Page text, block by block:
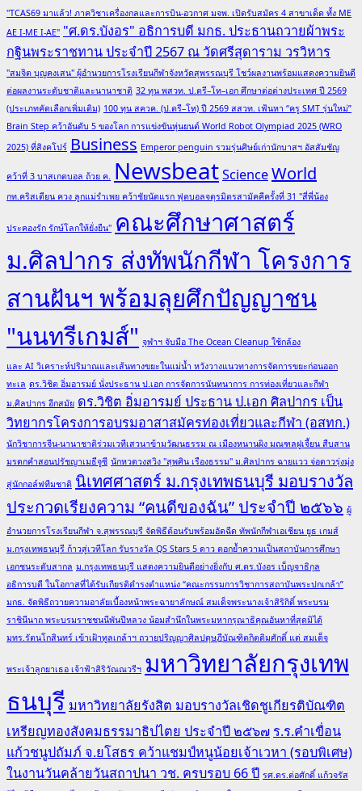
โลก
สู่
แรง
ขับ
เคลื่อน
เกษตรกร
โคนม
“โอปอ
–
ภัทร
วัฒน์”
บทบาท
ที่
ไม่
เคย
หยุด
ท้าทาย
"TCAS69 มาแล้ว! ภาควิชาเครื่องกลและการบิน-อวกาศ มจพ. เปิดรับสมัคร 4 สาขาเด็ด ทั้ง ME
AE I-ME I-AE" "ศ.ดร.บังอร" อธิการบดี มกธ. ประธานถวายผ้าพระ
กฐินพระราชทาน ประจำปี 2567 ณ วัดศรีสุดาราม วรวิหาร
"สมจิต บุญคงเสน" ผู้อำนวยการโรงเรียนกีฬาจังหวัดสุพรรณบุรี โชว์ผลงานพร้อมแสดงความยินดี
ต่อผลงานระดับชาติและนานาชาติ 32 ทุน พสวท. ป.ตรี–โท–เอก ศึกษาต่อต่างประเทศ ปี 2569
(ประเภทคัดเลือกเพิ่มเติม) 100 ทุน สควค. (ป.ตรี–โท) ปี 2569 สสวท. เฟ้นหา “ครู SMT รุ่นใหม่”
Brain Step คว้าอันดับ 5 ของโลก การแข่งขันหุ่นยนต์ World Robot Olympiad 2025 (WRO
2025) ที่สิงคโปร์ Business Emperor penguin รวมรุ่นศิษย์เก่านักบาสฯ อัสสัมชัญ
คว้าที่ 3 บาสเกตบอล ถ้วย ค. NewsbeatScienceWorld
กท.คริสเตียน ควง ลูกแม่รำเพย คว้าชัยนัดแรก ฟุตบอลจตุรมิตรสามัคคีครั้งที่ 31 "สี่พี่น้อง
ประคองรัก รักษ์โลกให้ยั่งยืน" คณะศึกษาศาสตร์
ม.ศิลปากร ส่งทัพนักกีฬา โครงการ
สานฝันฯ พร้อมลุยศึกปัญญาชน
"นนทรีเกมส์" จุฬาฯ จับมือ The Ocean Cleanup ใช้กล้อง
และ AI วิเคราะห์ปริมาณและเส้นทางขยะในแม่น้ำ หวังวางแนวทางการจัดการขยะก่อนออก
ทะเล ดร.วิชิต อิ่มอารมย์ นั่งประธาน ป.เอก การจัดการนันทนาการ การท่องเที่ยวและกีฬา
ม.ศิลปากร อีกสมัย ดร.วิชิต อิ่มอารมย์ ประธาน ป.เอก ศิลปากร เป็น
วิทยากรโครงการอบรมอาสาสมัครท่องเที่ยวและกีฬา (อสทก.)
นักวิชาการจีน-นานาชาติร่วมเวทีเสวนาข้ามวัฒนธรรม ณ เมืองหนานผิง มณฑลฝูเจี้ยน สืบสาน
มรดกคำสอนปรัชญาเมธีจูซี นักหวดวงสวิง "สุพศิน เรืองธรรม" ม.ศิลปากร ฉายแวว จ่อดาวรุ่งมุ่ง
สู่นักกอล์ฟทีมชาติ นิเทศศาสตร์ ม.กรุงเทพธนบุรี มอบรางวัล
ประกวดเรียงความ “คนดีของฉัน” ประจำปี ๒๕๖๖ ผู้
อำนวยการโรงเรียนกีฬา จ.สุพรรณบุรี จัดพิธีต้อนรับพร้อมอัดฉีด ทัพนักกีฬาเอเชียน ยูธ เกมส์
ม.กรุงเทพธนบุรี ก้าวสู่เวทีโลก รับรางวัล QS Stars 5 ดาว ตอกย้ำความเป็นสถาบันการศึกษา
เอกชนระดับสากล ม.กรุงเทพธนบุรี แสดงความยินดีอย่างยิ่งกับ ศ.ดร.บังอร เบ็ญจาธิกุล
อธิการบดี ในโอกาสที่ได้รับเกียรติดำรงตำแหน่ง “คณะกรรมการวิชาการสถาบันพระปกเกล้า”
มกธ. จัดพิธีถวายความอาลัยเบื้องหน้าพระฉายาลักษณ์ สมเด็จพระนางเจ้าสิริกิติ์ พระบรม
ราชินีนาถ พระบรมราชชนนีพันปีหลวง น้อมสำนึกในพระมหากรุณาธิคุณอันหาที่สุดมิได้
มทร.รัตนโกสินทร์ เข้าเฝ้าทูลเกล้าฯ ถวายปริญญาศิลปดุษฎีบัณฑิตกิตติมศักดิ์ แด่ สมเด็จ
พระเจ้าลูกยาเธอ เจ้าฟ้าสิริวัณณวรีฯ มหาวิทยาลัยกรุงเทพ
ธนบุรี มหาวิทยาลัยรังสิต มอบรางวัลเชิดชูเกียรติบัณฑิต
เหรียญทองสังคมธรรมาธิปไตย ประจำปี ๒๕๖๗ ร.ร.คำเขื่อน
แก้วชนูปถัมภ์ จ.ยโสธร คว้าแชมป์หนูน้อยเจ้าเวหา (รอบพิเศษ)
ในงานวันคล้ายวันสถาปนา วช. ครบรอบ 66 ปี รศ.ดร.ต่อศักดิ์ แก้วจรัส